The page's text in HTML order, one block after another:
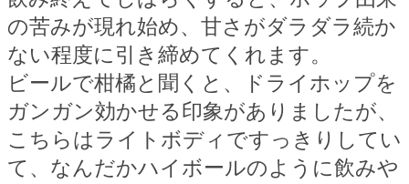
の苦みが現れ始め、甘さがダラダラ続か
ない程度に引き締めてくれます。
ビールで柑橘と聞くと、ドライホップを
ガンガン効かせる印象がありましたが、
こちらはライトボディですっきりしてい
て、なんだかハイボールのように飲みや